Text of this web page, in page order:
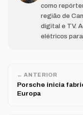
como
região de
digital e TV.
elétricos
← ANTERIOR
Porsche inicia
Europa